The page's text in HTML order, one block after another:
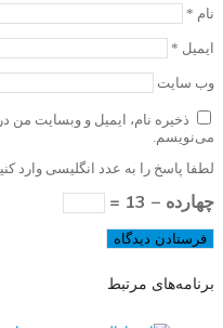
نام *
ایمیل *
وب‌ سایت
ذخیره نام، ایمیل و وبسایت من
می‌نویسم.
لطفا پاسخ را به عدد انگلیسی وارد
چهارده − 13 =
برنامه‌های مرتبط